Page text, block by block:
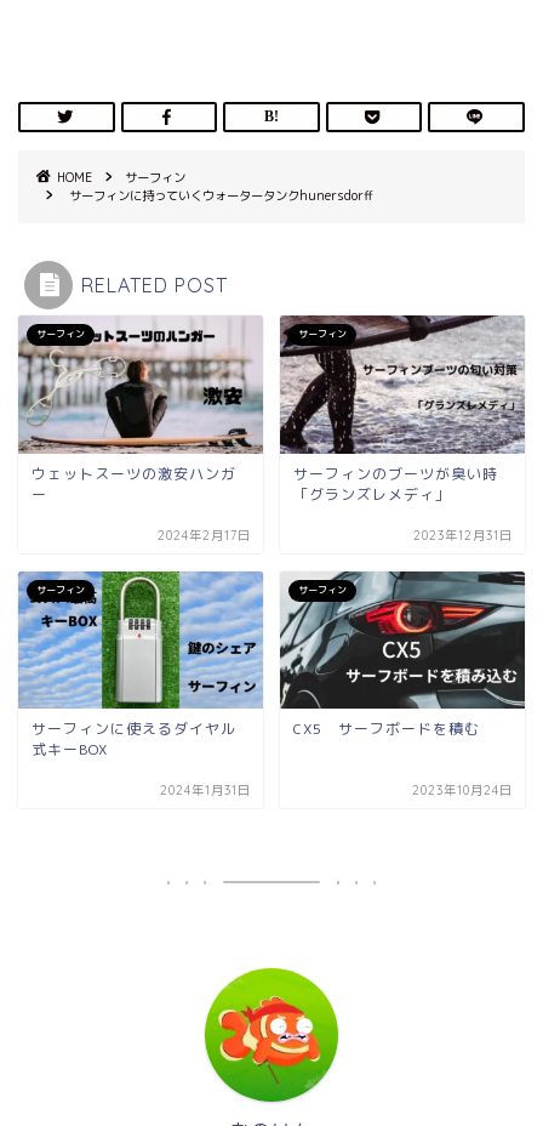
HOME
サーフィン
サーフィンに持っていくウォータータンクhunersdorff
RELATED POST
サーフィン
ウェットスーツの激安ハンガ
ー
2024年2月17日
サーフィン
サーフィンのブーツが臭い時
「グランズレメディ」
2023年12月31日
サーフィン
サーフィンに使えるダイヤル
式キーBOX
2024年1月31日
サーフィン
CX5 サーフボードを積む
2023年10月24日